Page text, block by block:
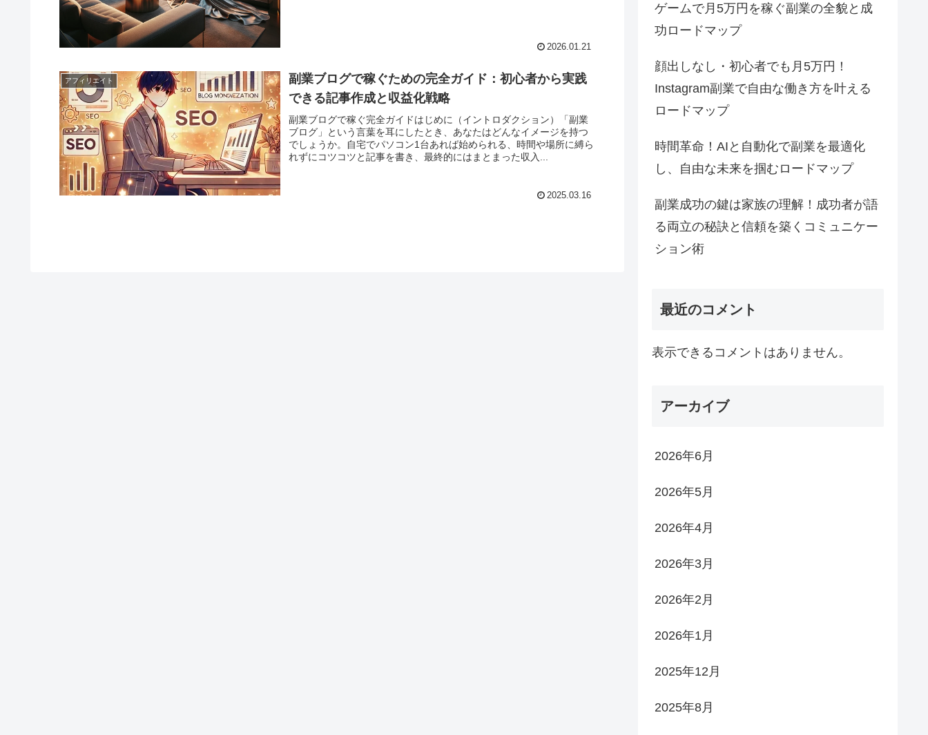
2026.01.21
アフィリエイト
副業ブログで稼ぐための完全ガイド：初心者から実践
できる記事作成と収益化戦略
副業ブログで稼ぐ完全ガイドはじめに（イントロダクション）「副業
ブログ」という言葉を耳にしたとき、あなたはどんなイメージを持つ
でしょうか。自宅でパソコン1台あれば始められる、時間や場所に縛ら
れずにコツコツと記事を書き、最終的にはまとまった収入...
2025.03.16
ゲームで月5万円を稼ぐ副業の全貌と成
功ロードマップ
顔出しなし・初心者でも月5万円！
Instagram副業で自由な働き方を叶える
ロードマップ
時間革命！AIと自動化で副業を最適化
し、自由な未来を掴むロードマップ
副業成功の鍵は家族の理解！成功者が語
る両立の秘訣と信頼を築くコミュニケー
ション術
最近のコメント
表示できるコメントはありません。
アーカイブ
2026年6月
2026年5月
2026年4月
2026年3月
2026年2月
2026年1月
2025年12月
2025年8月